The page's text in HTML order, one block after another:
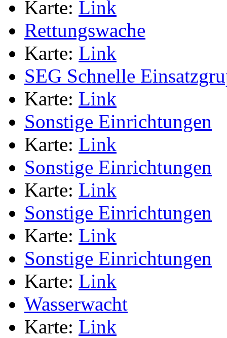
Karte: Link
Rettungswache
Karte: Link
SEG Schnelle
Karte: Link
Sonstige Einrichtungen
Karte: Link
Sonstige Einrichtungen
Karte: Link
Sonstige Einrichtungen
Karte: Link
Sonstige Einrichtungen
Karte: Link
Wasserwacht
Karte: Link